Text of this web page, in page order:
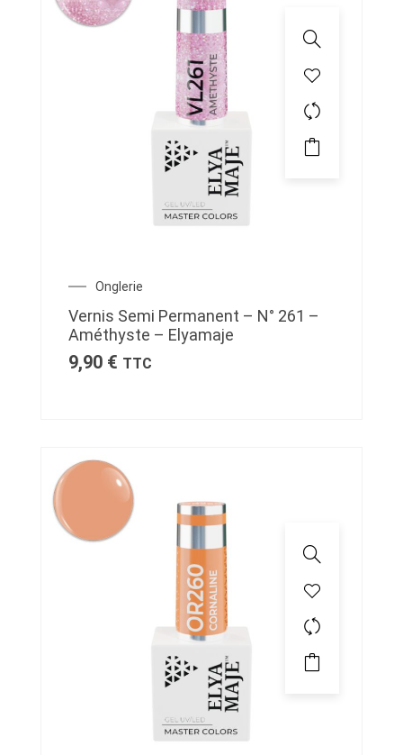
Onglerie
Vernis Semi Permanent – N° 261 –
Améthyste – Elyamaje
9,90 € TTC